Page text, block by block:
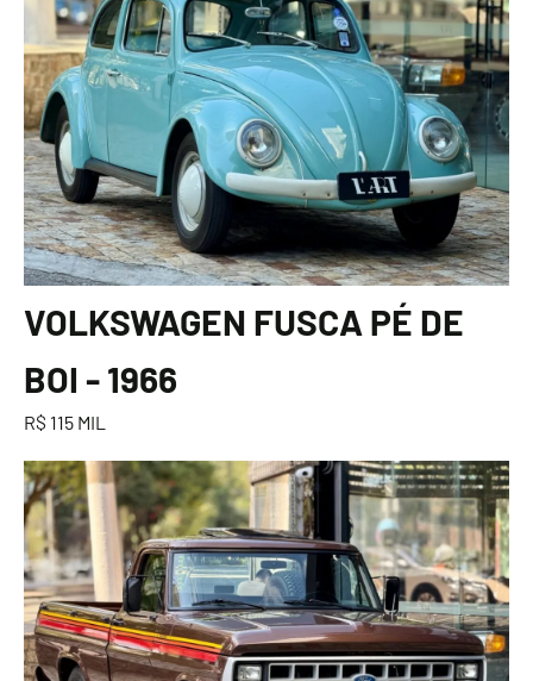
VOLKSWAGEN FUSCA PÉ DE
BOI - 1966
R$ 115 MIL